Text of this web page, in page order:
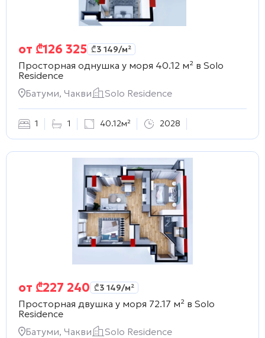
от ₾126 325 ₾3 149/м²
Просторная однушка у моря 40.12 м² в Solo
Residence
Батуми, Чакви
Solo Residence
1 1 40.12м² 2028
от ₾227 240 ₾3 149/м²
Просторная двушка у моря 72.17 м² в Solo
Residence
Батуми, Чакви
Solo Residence